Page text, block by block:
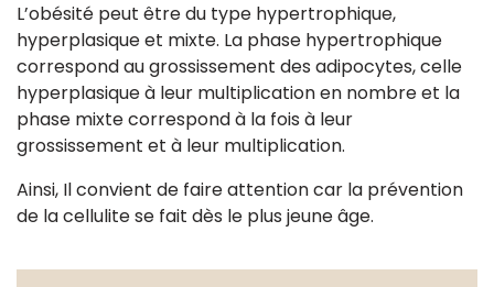
L’obésité peut être du type hypertrophique,
hyperplasique et mixte. La phase hypertrophique
correspond au grossissement des adipocytes, celle
hyperplasique à leur multiplication en nombre et la
phase mixte correspond à la fois à leur
grossissement et à leur multiplication.
Ainsi, Il convient de faire attention car la prévention
de la cellulite se fait dès le plus jeune âge.